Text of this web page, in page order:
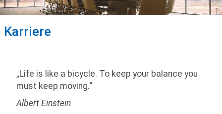
Karriere
„Life is like a bicycle. To keep your balance you
must keep moving.“
Albert Einstein